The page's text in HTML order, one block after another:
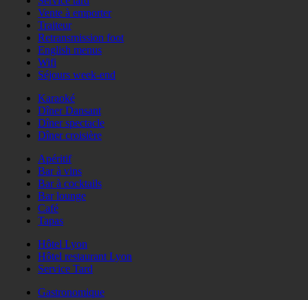
Vente à emporter
Traiteur
Retransmission foot
English menus
Wifi
Séjours week-end
Karaoké
Dîner Dansant
Dîner spectacle
Dîner croisière
Apéritif
Bar à vins
Bar à cocktails
Bar lounge
Café
Tapas
Hôtel Lyon
Hôtel restaurant Lyon
Service Tard
Gastronomique